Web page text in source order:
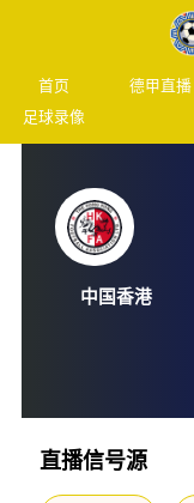
首页 德甲直播
足球录像
直播信号源